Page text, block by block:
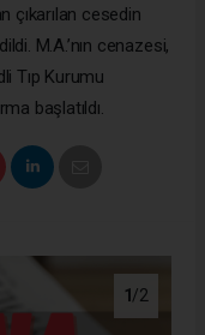
çıkarılan cesedin
M.A.’nın cenazesi,
Tıp Kurumu
başlatıldı.
1 /2